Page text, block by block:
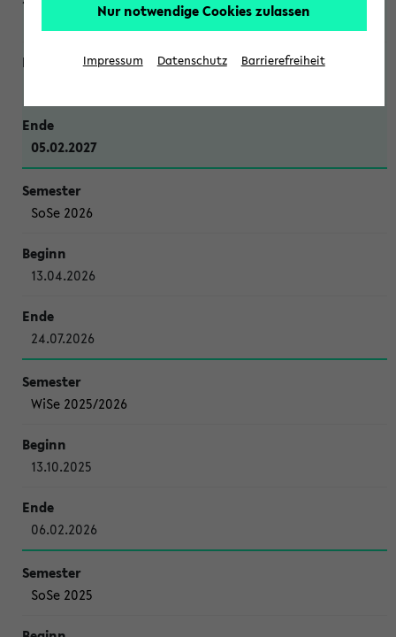
WiSe 2026/2027
05.02.2027
SoSe 2026
13.04.2026
24.07.2026
WiSe 2025/2026
13.10.2025
06.02.2026
SoSe 2025
Nur notwendige Cookies zulassen
Impressum Datenschutz Barrierefreiheit